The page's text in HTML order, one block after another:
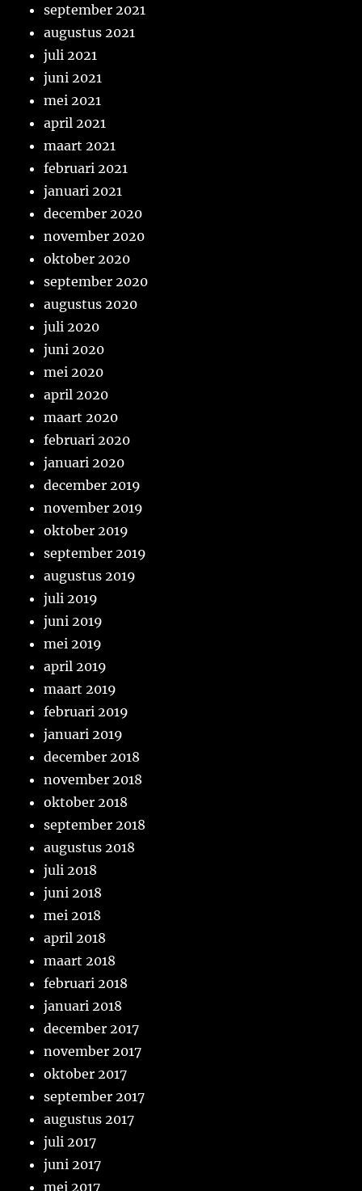
september 2021
augustus 2021
juli 2021
juni 2021
mei 2021
april 2021
maart 2021
februari 2021
januari 2021
december 2020
november 2020
oktober 2020
september 2020
augustus 2020
juli 2020
juni 2020
mei 2020
april 2020
maart 2020
februari 2020
januari 2020
december 2019
november 2019
oktober 2019
september 2019
augustus 2019
juli 2019
juni 2019
mei 2019
april 2019
maart 2019
februari 2019
januari 2019
december 2018
november 2018
oktober 2018
september 2018
augustus 2018
juli 2018
juni 2018
mei 2018
april 2018
maart 2018
februari 2018
januari 2018
december 2017
november 2017
oktober 2017
september 2017
augustus 2017
juli 2017
juni 2017
mei 2017